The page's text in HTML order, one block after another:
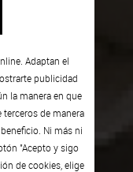
Adaptan el
publicidad
la manera en que
de manera
Ni más ni
"Acepto y sigo
de cookies, elige